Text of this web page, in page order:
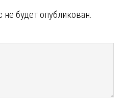
будет опубликован.